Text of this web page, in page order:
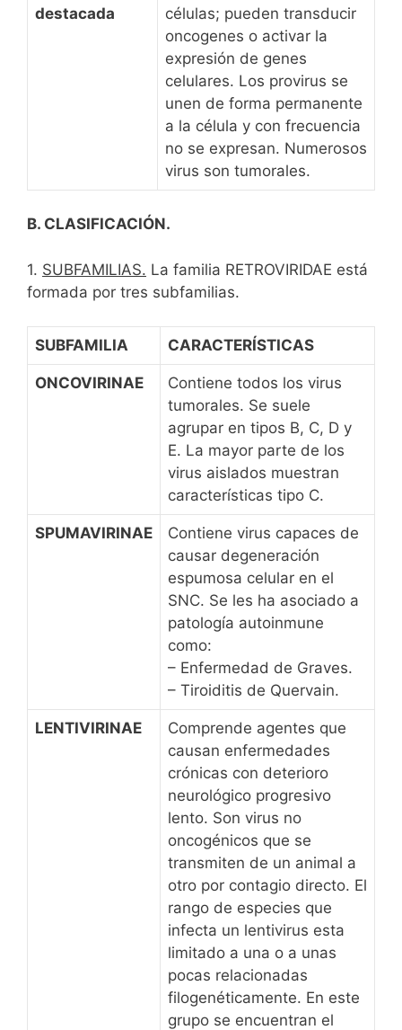
destacada
células; pueden transducir
oncogenes o activar la
expresión de genes
celulares. Los provirus se
unen de forma permanente
a la célula y con frecuencia
no se expresan. Numerosos
virus son tumorales.
B. CLASIFICACIÓN.
1. SUBFAMILIAS. La familia RETROVIRIDAE está
formada por tres subfamilias.
SUBFAMILIA CARACTERÍSTICAS
ONCOVIRINAE
Contiene todos los virus
tumorales. Se suele
agrupar en tipos B, C, D y
E. La mayor parte de los
virus aislados muestran
características tipo C.
SPUMAVIRINAE
Contiene virus capaces de
causar degeneración
espumosa celular en el
SNC. Se les ha asociado a
patología autoinmune
como:
– Enfermedad de Graves.
– Tiroiditis de Quervain.
LENTIVIRINAE
Comprende agentes que
causan enfermedades
crónicas con deterioro
neurológico progresivo
lento. Son virus no
oncogénicos que se
transmiten de un animal a
otro por contagio directo. El
rango de especies que
infecta un lentivirus esta
limitado a una o a unas
pocas relacionadas
filogenéticamente. En este
grupo se encuentran el